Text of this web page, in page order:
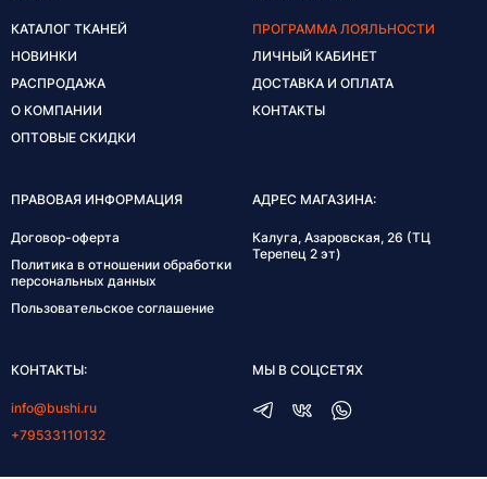
КАТАЛОГ ТКАНЕЙ
НОВИНКИ
РАСПРОДАЖА
О КОМПАНИИ
ОПТОВЫЕ СКИДКИ
ПРОГРАММА ЛОЯЛЬНОСТИ
ЛИЧНЫЙ КАБИНЕТ
ДОСТАВКА И ОПЛАТА
КОНТАКТЫ
ПРАВОВАЯ ИНФОРМАЦИЯ
Договор-оферта
Политика в отношении обработки
персональных данных
Пользовательское соглашение
АДРЕС МАГАЗИНА:
Калуга, Азаровская, 26 (ТЦ
Терепец 2 эт)
КОНТАКТЫ:
info@bushi.ru
+79533110132
МЫ В СОЦСЕТЯХ